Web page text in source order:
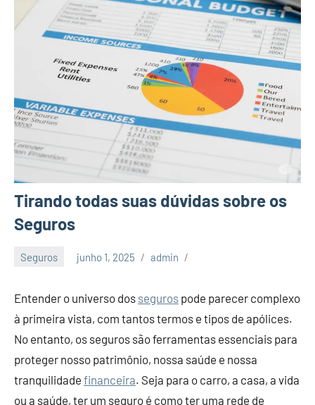
Tirando todas suas dúvidas sobre os
Seguros
Seguros junho 1, 2025 admin
Entender o universo dos seguros pode parecer complexo
à primeira vista, com tantos termos e tipos de apólices.
No entanto, os seguros são ferramentas essenciais para
proteger nosso patrimônio, nossa saúde e nossa
tranquilidade financeira. Seja para o carro, a casa, a vida
ou a saúde, ter um seguro é como ter uma rede de